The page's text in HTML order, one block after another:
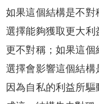
如果這個結構是不
選擇能夠獲取更大
更不對稱；如果這
選擇會影響這個結構
因為自私的利益所